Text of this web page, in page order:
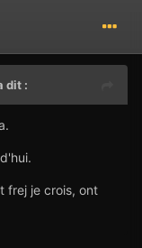
dit :
frej je crois, ont